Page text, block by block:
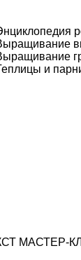
и
МАСТЕР-